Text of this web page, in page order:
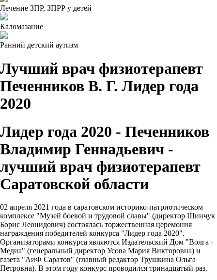
Лечение ЗПР, ЗПРР у детей
Каломазание
Ранний детский аутизм
Лучший врач физиотерапевт
Печенников В. Г. Лидер года
2020
Лидер года 2020 - Печенников
Владимир Геннадьевич -
лучший врач физиотерапевт
Саратовской области
02 апреля 2021 года в саратовском историко-патриотическом
комплексе "Музей боевой и трудовой славы" (директор Шинчук
Борис Леонидович) состоялась торжественная церемония
награждения победителей конкурса "Лидер года 2020".
Организаторами конкурса являются Издательский Дом "Волга -
Медиа" (генеральный директор Усова Мария Викторовна) и
газета "АиФ Саратов" (главный редактор Трушкина Ольга
Петровна). В этом году конкурс проводился тринадцатый раз.